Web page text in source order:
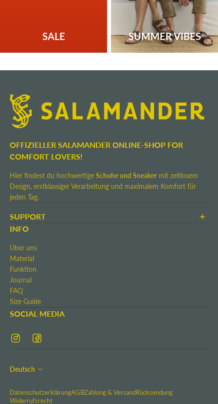
SALE SUMMER VIBES
OFFIZIELLER SALAMANDER ONLINE-SHOP FOR
COMFORT LOVERS!
Hier findest du hochwertige Schuhe und Sneaker mit zeitlosem
Design, erstklassiger Verarbeitung und maximalem Komfort für
jeden Tag.
SUPPORT
AGB
Rücksendung
Widerrufsrecht
Kontakt
Impressum
INFO
Über uns
Material
Funktion
Journal
FAQ
Size Guide
SOCIAL MEDIA
Deutsch
DatenschutzerklärungAGBZahlung & VersandRücksendung
Widerrufsrecht